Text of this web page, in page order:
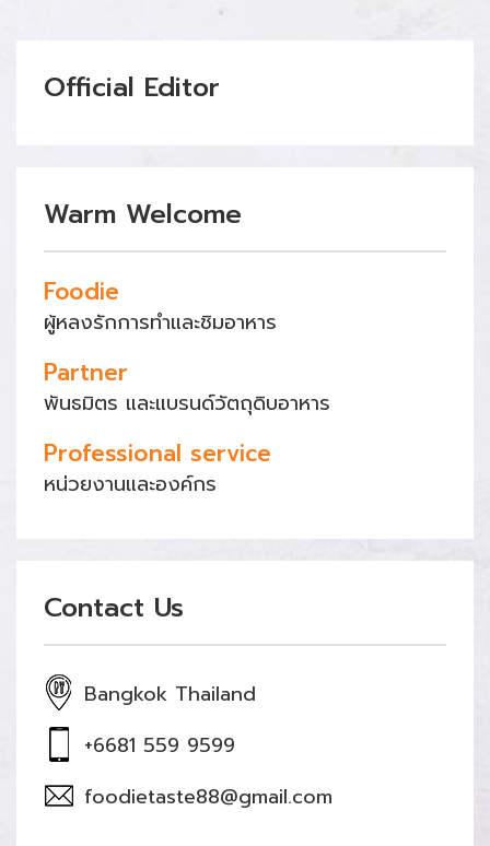
Official Editor
Warm Welcome
Foodie
ผู้หลงรักการทำและชิมอาหาร
Partner
พันธมิตร และแบรนด์วัตถุดิบอาหาร
Professional service
หน่วยงานและองค์กร
Contact Us
Bangkok Thailand
+6681 559 9599
foodietaste88@gmail.com